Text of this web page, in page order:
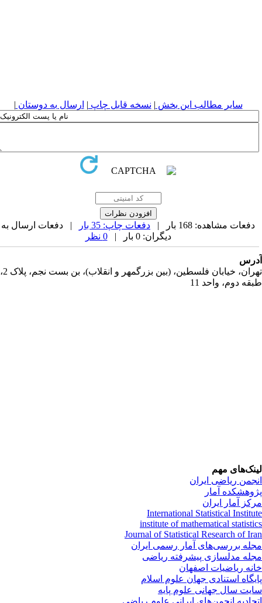
سایر مطالب این بخش | نسخه قابل چاپ| ارسال به دوستان|
دفعات مشاهده: 168 بار | دفعات چاپ: 35 بار
| دفعات ارسال به
دیگران: 0 بار |
تهران، خیابان فلسطین، (بین بزرگمهر و انقلاب)، بن بست نجم، پلاک 2،
دوم، واحد 11
مهم
ریاضی ایران
آمار
آمار ایران
International Statistical
institute of mathematical
Journal of Statistical Research of
بررسی‌های آمار رسمی ایران
مدلسازی پیشرفته ریاضی
ریاضیات اصفهان
استنادی جهان علوم اسلام
سال جهانی علوم پایه
انجمن‌های ایرانی علوم ریاضی